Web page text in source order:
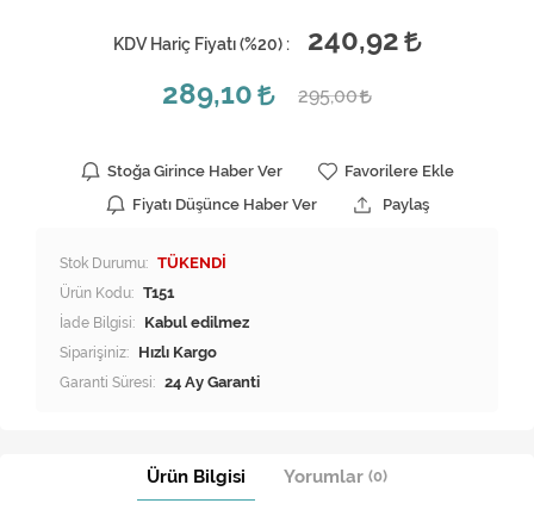
Soğutma Sistemleri
Şofben ve Termosifon
KDV Hariç Fiyatı (%20) :
240,92
289,10
295,00
Stoğa Girince Haber Ver
Favorilere Ekle
Fiyatı Düşünce Haber Ver
Paylaş
Stok Durumu: TÜKENDİ
Ürün Kodu: T151
İade Bilgisi:
Siparişiniz: Hızlı Kargo
Garanti Süresi: 24 Ay Garanti
Ürün Bilgisi Yorumlar (0)